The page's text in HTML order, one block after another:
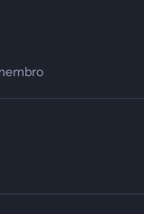
slideslide